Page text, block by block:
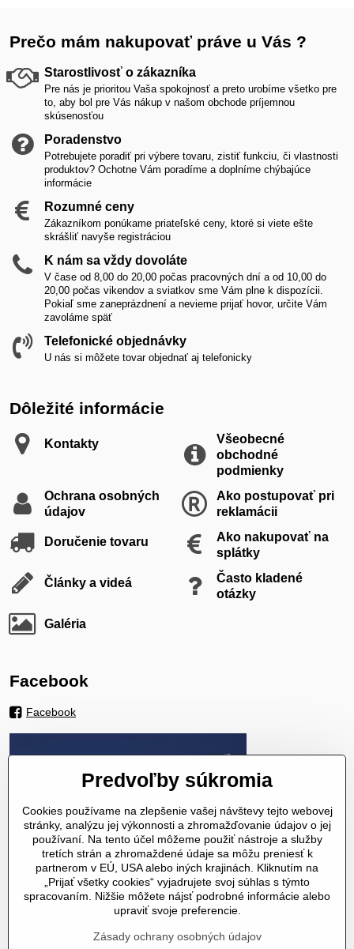
Prečo mám nakupovať práve u Vás ?
Starostlivosť o zákazníka
Pre nás je prioritou Vaša spokojnosť a preto urobíme všetko pre
to, aby bol pre Vás nákup v našom obchode príjemnou
skúsenosťou
Poradenstvo
Potrebujete poradiť pri výbere tovaru, zistiť funkciu, či vlastnosti
produktov? Ochotne Vám poradíme a doplníme chýbajúce
informácie
Rozumné ceny
Zákazníkom ponúkame priateľské ceny, ktoré si viete ešte
skrášliť navyše registráciou
K nám sa vždy dovoláte
V čase od 8,00 do 20,00 počas pracovných dní a od 10,00 do
20,00 počas vikendov a sviatkov sme Vám plne k dispozícii.
Pokiaľ sme zaneprázdnení a nevieme prijať hovor, určite Vám
zavoláme späť
Telefonické objednávky
U nás si môžete tovar objednať aj telefonicky
Dôležité informácie
Kontakty
Všeobecné
obchodné
podmienky
Ochrana osobných
údajov
Ako postupovať pri
reklamácii
Doručenie tovaru
Ako nakupovať na
splátky
Články a videá
Často kladené
otázky
Galéria
Facebook
Facebook
Predvoľby súkromia
Cookies používame na zlepšenie vašej návštevy tejto webovej
stránky, analýzu jej výkonnosti a zhromažďovanie údajov o jej
používaní. Na tento účel môžeme použiť nástroje a služby
tretích strán a zhromaždené údaje sa môžu preniesť k
partnerom v EÚ, USA alebo iných krajinách. Kliknutím na
„Prijať všetky cookies“ vyjadrujete svoj súhlas s týmto
spracovaním. Nižšie môžete nájsť podrobné informácie alebo
upraviť svoje preferencie.
Zásady ochrany osobných údajov